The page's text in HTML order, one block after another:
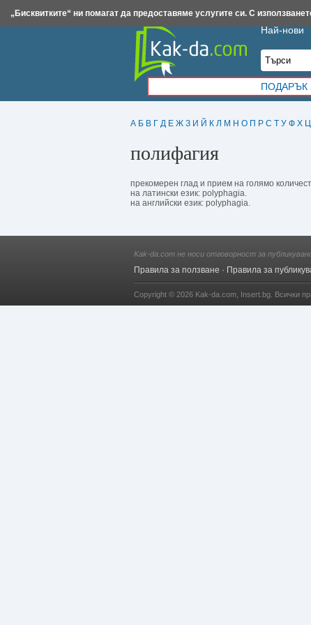
А Б В Г Д Е Ж З И Й К Л М Н О П Р С Т У Ф Х Ц
полифагия
прекомерен глад и прием на голямо
на латински език: polyphagia.
на английски език: polyphagia.
Най-нови
ПОДАРЪК
Insert.bg Framar.bg Kak-da.com Iztochnik.com BauBau.bg NewAge.bg
Kak-da.com не носи отговорност за
Правила за ползване · Правила за
Copyright © 2026 Kak-da.com Insert.bg . Всички
„Бисквитките“ ни помагат да предоставяме услугите си. С